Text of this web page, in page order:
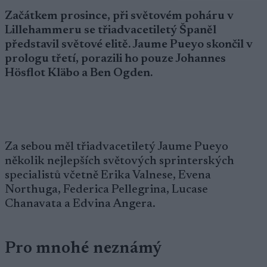
Začátkem prosince, při světovém poháru v
Lillehammeru se třiadvacetiletý Španěl
představil světové elitě. Jaume Pueyo skončil v
prologu třetí, porazili ho pouze Johannes
Hösflot Kläbo a Ben Ogden.
Za sebou měl třiadvacetiletý Jaume Pueyo
několik nejlepších světových sprinterských
specialistů včetně Erika Valnese, Evena
Northuga, Federica Pellegrina, Lucase
Chanavata a Edvina Angera.
Pro mnohé neznámý